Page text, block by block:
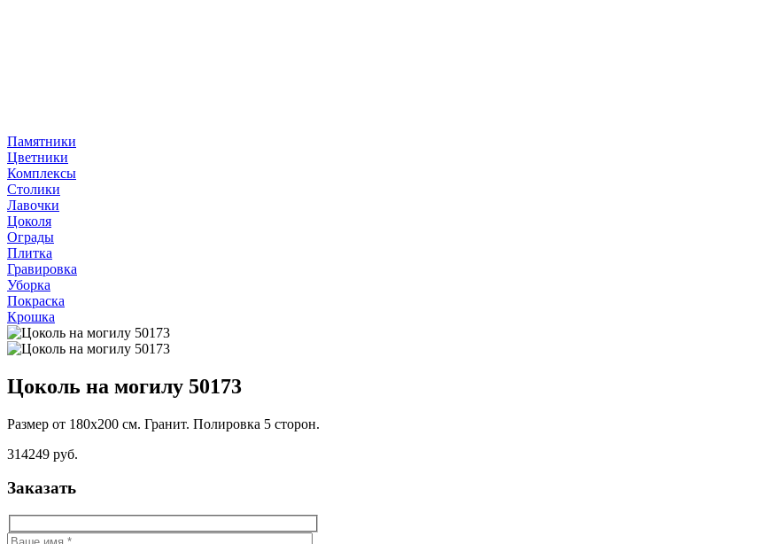
Памятники
Цветники
Комплексы
Столики
Лавочки
Цоколя
Ограды
Плитка
Гравировка
Уборка
Покраска
Крошка
Цоколь на могилу 50173
Размер от 180х200 см. Гранит. Полировка 5 сторон.
314249 руб.
Заказать